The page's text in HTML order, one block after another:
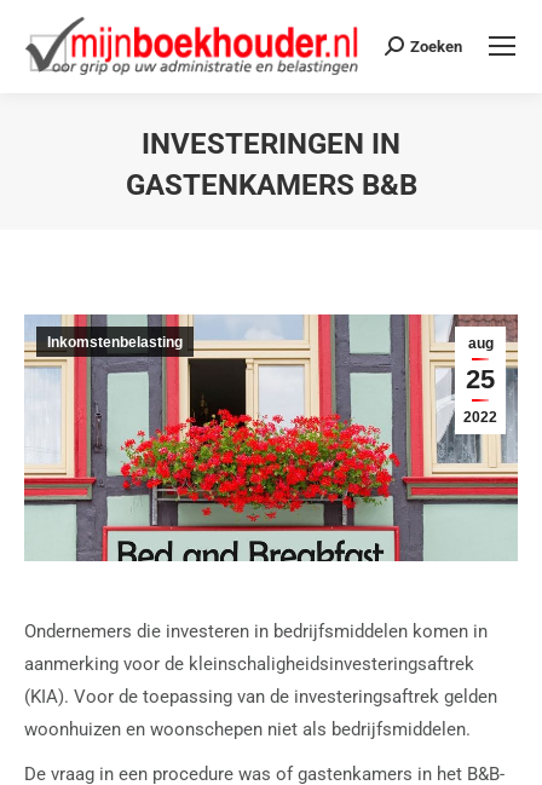
Zoeken
INVESTERINGEN IN
GASTENKAMERS B&B
aug
25
2022
Inkomstenbelasting
Ondernemers die investeren in bedrijfsmiddelen komen in
aanmerking voor de kleinschaligheidsinvesteringsaftrek
(KIA). Voor de toepassing van de investeringsaftrek gelden
woonhuizen en woonschepen niet als bedrijfsmiddelen.
De vraag in een procedure was of gastenkamers in het B&B-